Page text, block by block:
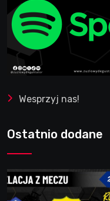
Wesprzyj nas!
Ostatnio dodane